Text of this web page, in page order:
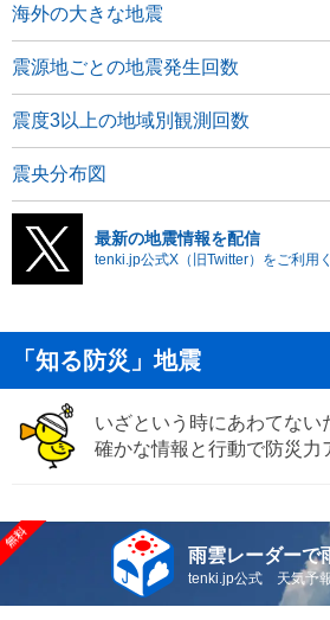
海外の大きな地震
震源地ごとの地震発生回数
震度3以上の地域別観測回数
震央分布図
最新の地震情報を配信
tenki.jp公式X（旧Twitter）をご利用
「知る防災」地震
いざという時にあわてない
確かな情報と行動で防災力
雨雲レーダーで
tenki.jp公式 天気予